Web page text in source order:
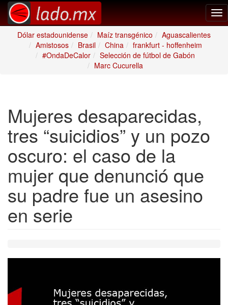
Dólar estadounidense
Maíz transgénico
Aguascalientes
Amistosos
Brasil China
frankfurt - hoffenheim
#OndaDeCalor
Selección de fútbol de Gabón
Marc Cucurella
Mujeres desaparecidas,
tres “suicidios” y un pozo
oscuro: el caso de la
mujer que denunció que
su padre fue un asesino
en serie